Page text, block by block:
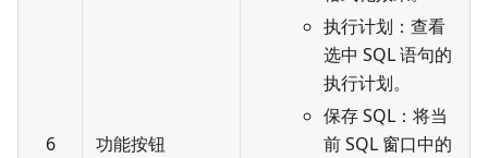
6 功能按钮
执行计划：查看
选中 SQL 语句的
执行计划。
保存 SQL：将当
前 SQL 窗口中的